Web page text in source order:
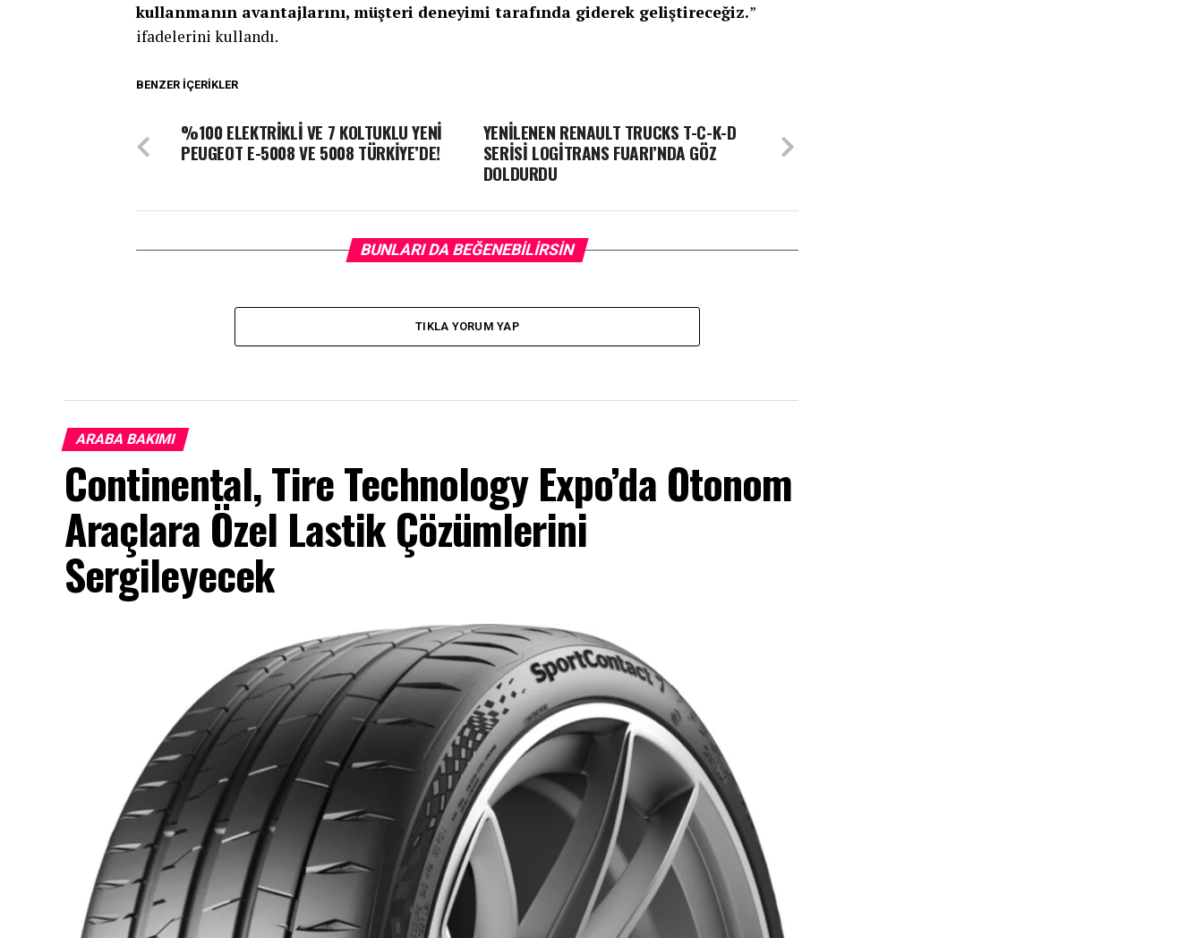
kullanmanın avantajlarını, müşteri deneyimi tarafında giderek geliştireceğiz.”
ifadelerini kullandı.
BENZER İÇERIKLER
YENİLENEN RENAULT TRUCKS T-C-K-D
SERİSİ LOGİTRANS FUARI’NDA GÖZ
DOLDURDU
%100 ELEKTRİKLİ VE 7 KOLTUKLU YENİ
PEUGEOT E-5008 VE 5008 TÜRKİYE’DE!
BUNLARI DA BEĞENEBILIRSIN
TIKLA YORUM YAP
ARABA BAKIMI
Continental, Tire Technology Expo’da Otonom
Araçlara Özel Lastik Çözümlerini
Sergileyecek